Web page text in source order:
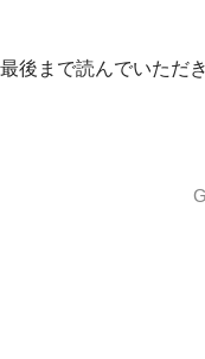
最後まで読んでいただ